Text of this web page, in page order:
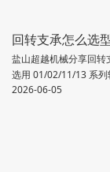
回转支承怎么选
盐山超越机械分享回
选用 01/02/11/13 系列
2026-06-05